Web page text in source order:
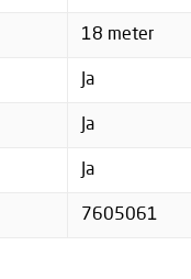
18 meter
Ja
Ja
Ja
7605061